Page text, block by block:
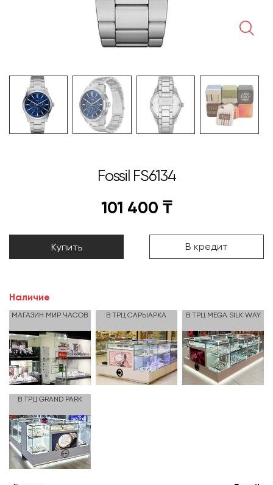
Fossil FS6134
101 400 ₸
Купить В кредит
Наличие
МАГАЗИН МИР ЧАСОВ В ТРЦ САРЫАРКА В ТРЦ MEGA SILK WAY
В ТРЦ GRAND PARK